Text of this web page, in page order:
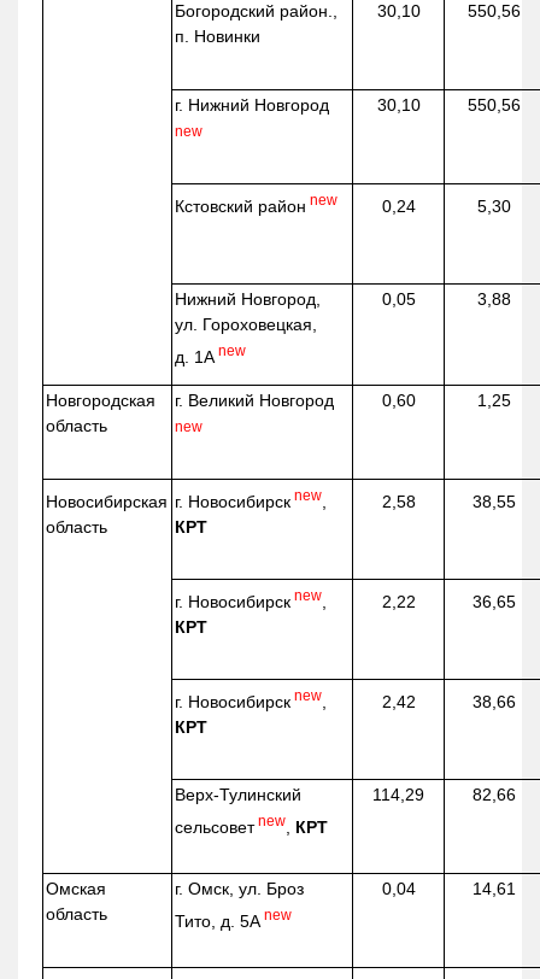
Богородский район.,
п. Новинки
30,10 550,56
г. Нижний Новгород
new
30,10 550,56
Кстовский район new 0,24 5,30
Нижний Новгород,
ул. Гороховецкая,
д. 1А new
0,05 3,88
Новгородская
область
г. Великий Новгород
new
0,60 1,25
Новосибирская
область
г. Новосибирск new
КРТ
2,58 38,55
г. Новосибирск new
КРТ
2,22 36,65
г. Новосибирск new
КРТ
2,42 38,66
Верх-Тулинский
сельсовет new КРТ
114,29 82,66
Омская
область
г. Омск, ул. Броз
Тито, д. 5А new
0,04 14,61